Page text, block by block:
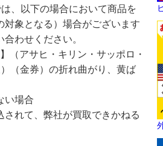
、以下の場合において商品を
象となる）場合がございます
わせください。
（アサヒ・キリン・サッポロ・
（金券）の折れ曲がり、黄ば
い場合
れて、弊社が買取できかねる